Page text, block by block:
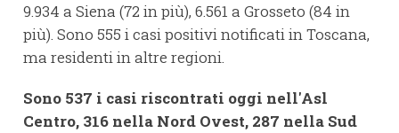
9.934 a Siena (72 in più), 6.561 a Grosseto (84 in
più). Sono 555 i casi positivi notificati in Toscana,
ma residenti in altre regioni.
Sono 537 i casi riscontrati oggi nell'Asl
Centro, 316 nella Nord Ovest, 287 nella Sud